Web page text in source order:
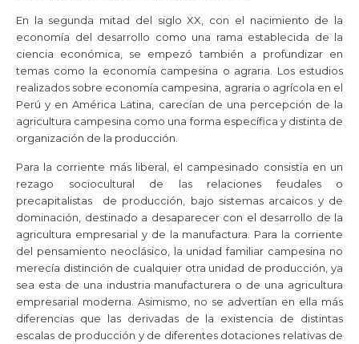
En la segunda mitad del siglo XX, con el nacimiento de la
economía del desarrollo como una rama establecida de la
ciencia económica, se empezó también a profundizar en
temas como la economía campesina o agraria. Los estudios
realizados sobre economía campesina, agraria o agrícola en el
Perú y en América Latina, carecían de una percepción de la
agricultura campesina como una forma específica y distinta de
organización de la producción.
Para la corriente más liberal, el campesinado consistía en un
rezago sociocultural de las relaciones feudales o
precapitalistas de producción, bajo sistemas arcaicos y de
dominación, destinado a desaparecer con el desarrollo de la
agricultura empresarial y de la manufactura. Para la corriente
del pensamiento neoclásico, la unidad familiar campesina no
merecía distinción de cualquier otra unidad de producción, ya
sea esta de una industria manufacturera o de una agricultura
empresarial moderna. Asimismo, no se advertían en ella más
diferencias que las derivadas de la existencia de distintas
escalas de producción y de diferentes dotaciones relativas de